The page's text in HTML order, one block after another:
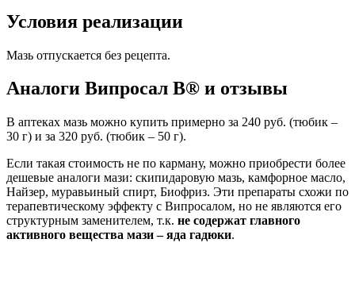
Условия реализации
Мазь отпускается без рецепта.
Аналоги Випросал В® и отзывы
В аптеках мазь можно купить примерно за 240 руб. (тюбик –
30 г) и за 320 руб. (тюбик – 50 г).
Если такая стоимость не по карману, можно приобрести более
дешевые аналоги мази: скипидаровую мазь, камфорное масло,
Найзер, муравьиный спирт, Биофриз. Эти препараты схожи по
терапевтическому эффекту с Випросалом, но не являются его
структурным заменителем, т.к. не содержат главного
активного вещества мази – яда гадюки.